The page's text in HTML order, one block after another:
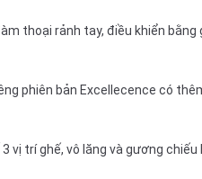
thoại rảnh tay, điều khiển bằng
phiên bản Excellecence có
trí ghế, vô lăng và gương chiếu